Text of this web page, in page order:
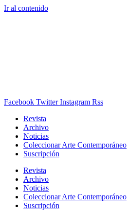
Ir al contenido
Facebook Twitter Instagram Rss
Revista
Archivo
Noticias
Coleccionar Arte Contemporáneo
Suscripción
Revista
Archivo
Noticias
Coleccionar Arte Contemporáneo
Suscripción